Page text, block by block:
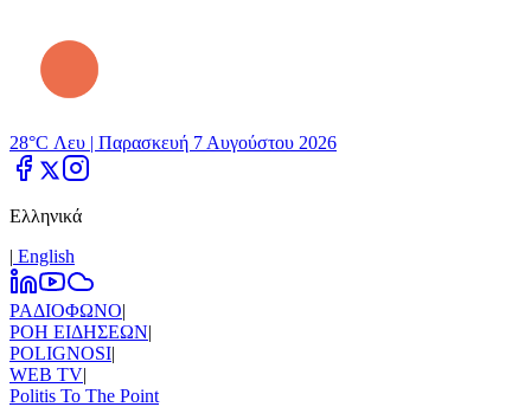
28°C Λευ | Παρασκευή 7 Αυγούστου 2026
Ελληνικά
| Εnglish
ΡΑΔΙΟΦΩΝΟ|
ΡΟΗ ΕΙΔΗΣΕΩΝ|
POLIGNOSI|
WEB TV|
Politis To The Point